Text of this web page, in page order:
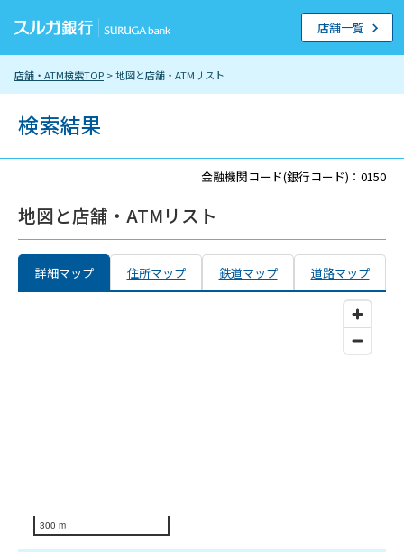
店舗・ATM検索TOP > 地図と店舗・ATMリスト
店舗一覧
検索結果
金融機関コード(銀行コード)：0150
地図と店舗・ATMリスト
詳細マップ 住所マップ 鉄道マップ 道路マップ
300 m